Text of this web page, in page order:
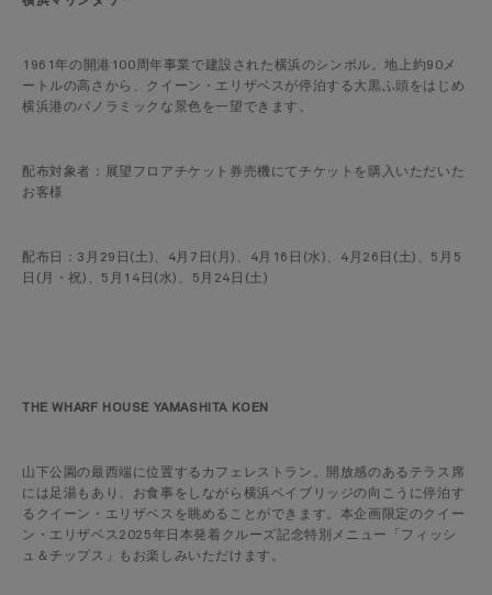
1961年の開港100周年事業で建設された横浜のシンボル。地上約90メ
ートルの高さから、クイーン・エリザベスが停泊する大黒ふ頭をはじめ
横浜港のパノラミックな景色を一望できます。
配布対象者：展望フロアチケット券売機にてチケットを購入いただいた
お客様
配布日：3月29日(土)、4月7日(月)、4月16日(水)、4月26日(土)、5月5
日(月・祝)、5月14日(水)、5月24日(土)
THE WHARF HOUSE YAMASHITA KOEN
山下公園の最西端に位置するカフェレストラン。開放感のあるテラス席
には足湯もあり、お食事をしながら横浜ベイブリッジの向こうに停泊す
るクイーン・エリザベスを眺めることができます。本企画限定のクイー
ン・エリザベス2025年日本発着クルーズ記念特別メニュー「フィッシ
ュ＆チップス」もお楽しみいただけます。